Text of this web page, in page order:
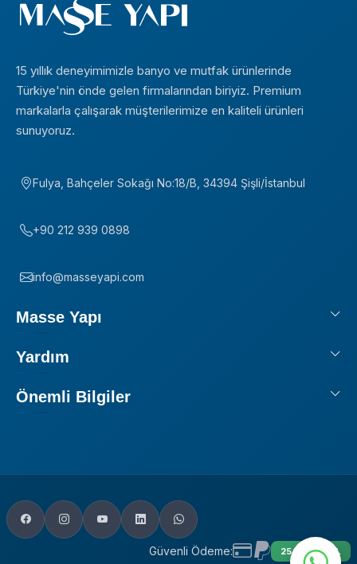
15 yıllık deneyimimizle banyo ve mutfak ürünlerinde
Türkiye'nin önde gelen firmalarından biriyiz. Premium
markalarla çalışarak müşterilerimize en kaliteli ürünleri
sunuyoruz.
Fulya, Bahçeler Sokağı No:18/B, 34394 Şişli/İstanbul
+90 212 939 0898
info@masseyapi.com
Masse Yapı
Yardım
Önemli Bilgiler
Güvenli Ödeme: 256 BIT SSL